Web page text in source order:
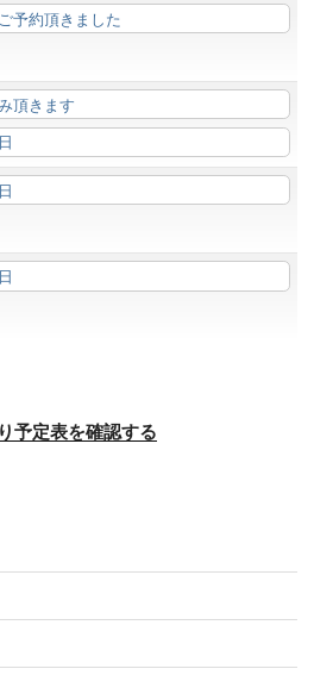
予約頂きました
頂きます
予定表を確認する